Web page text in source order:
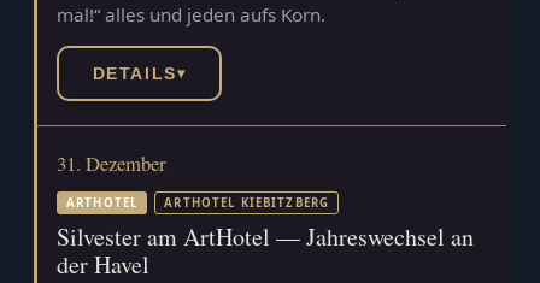
mal!“ alles und jeden aufs Korn.
DETAILS▾
31. Dezember
ARTHOTEL ARTHOTEL KIEBITZBERG
Silvester am ArtHotel — Jahreswechsel an
der Havel